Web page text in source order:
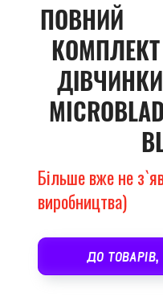
ПОВНИЙ
ДІВЧИНКИ
Більше вже не
виробництва)
ДО